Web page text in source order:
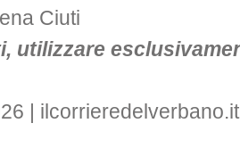
Ciuti
utilizzare
|